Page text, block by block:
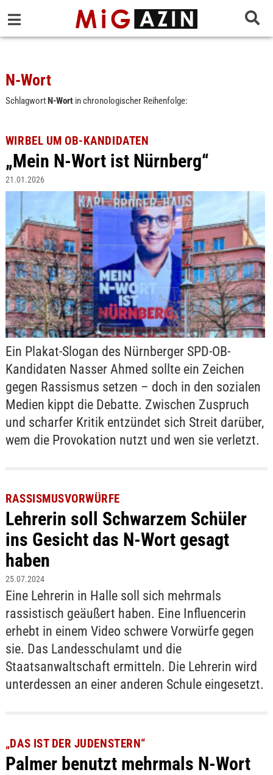
N-Wort
SchlagwortN-Wortin chronologischer Reihenfolge:
WIRBEL UM OB-KANDIDATEN
„Mein N-Wort ist Nürnberg“
21.01.2026
Ein Plakat-Slogan des Nürnberger SPD-OB-
Kandidaten Nasser Ahmed sollte ein Zeichen
gegen Rassismus setzen – doch in den sozialen
Medien kippt die Debatte. Zwischen Zuspruch
und scharfer Kritik entzündet sich Streit darüber,
wem die Provokation nutzt und wen sie verletzt.
RASSISMUSVORWÜRFE
Lehrerin soll Schwarzem Schüler
ins Gesicht das N-Wort gesagt
haben
25.07.2024
Eine Lehrerin in Halle soll sich mehrmals
rassistisch geäußert haben. Eine Influencerin
erhebt in einem Video schwere Vorwürfe gegen
sie. Das Landesschulamt und die
Staatsanwaltschaft ermitteln. Die Lehrerin wird
unterdessen an einer anderen Schule eingesetzt.
„DAS IST DER JUDENSTERN“
Palmer benutzt mehrmals N-Wort